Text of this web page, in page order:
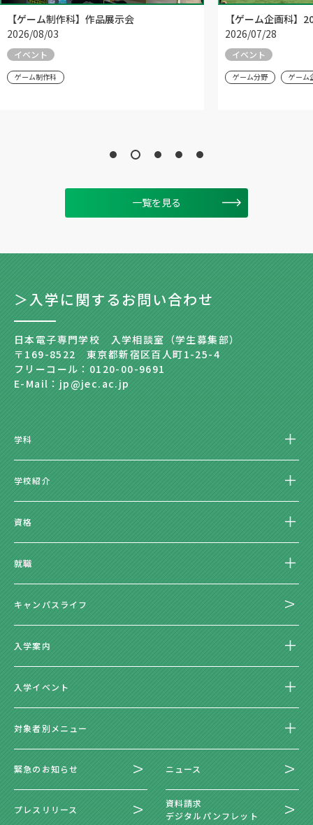
【ゲーム制作科】作品展示会
2026/08/03
イベント
ゲーム制作科
【ゲーム企画科】
2026/07/28
イベント
ゲーム分野 ゲーム
一覧を見る
＞入学に関するお問い合わせ
日本電子専門学校 入学相談室（学生募集部）
〒169-8522 東京都新宿区百人町1-25-4
フリーコール：0120-00-9691
E-Mail：jp@jec.ac.jp
学科
学校紹介
資格
就職
キャンパスライフ
入学案内
入学イベント
対象者別メニュー
緊急のお知らせ ニュース
プレスリリース
資料請求
デジタルパンフレット